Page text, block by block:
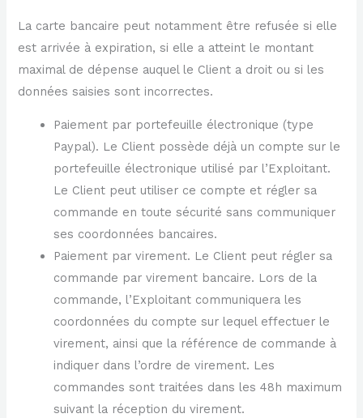
La carte bancaire peut notamment être refusée si elle
est arrivée à expiration, si elle a atteint le montant
maximal de dépense auquel le Client a droit ou si les
données saisies sont incorrectes.
Paiement par portefeuille électronique (type
Paypal). Le Client possède déjà un compte sur le
portefeuille électronique utilisé par l’Exploitant.
Le Client peut utiliser ce compte et régler sa
commande en toute sécurité sans communiquer
ses coordonnées bancaires.
Paiement par virement. Le Client peut régler sa
commande par virement bancaire. Lors de la
commande, l’Exploitant communiquera les
coordonnées du compte sur lequel effectuer le
virement, ainsi que la référence de commande à
indiquer dans l’ordre de virement. Les
commandes sont traitées dans les 48h maximum
suivant la réception du virement.